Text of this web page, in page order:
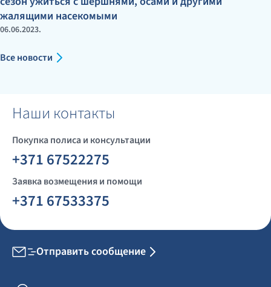
жалящими насекомыми
06.06.2023.
Все новости
Наши контакты
Покупка полиса и консультации
+371 67522275
Заявка возмещения и помощи
+371 67533375
Отправить сообщение